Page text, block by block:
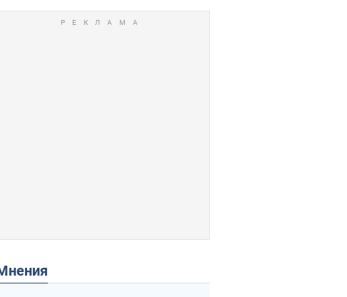
Мнения